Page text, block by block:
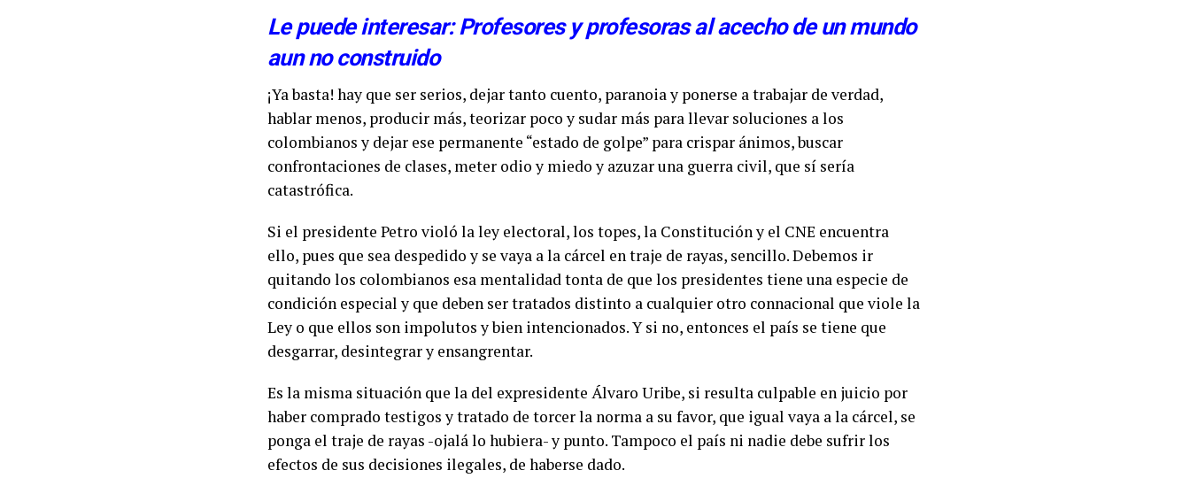
Le puede interesar: Profesores y profesoras al acecho de un mundo
aun no construido
¡Ya basta! hay que ser serios, dejar tanto cuento, paranoia y ponerse a trabajar de verdad,
hablar menos, producir más, teorizar poco y sudar más para llevar soluciones a los
colombianos y dejar ese permanente “estado de golpe” para crispar ánimos, buscar
confrontaciones de clases, meter odio y miedo y azuzar una guerra civil, que sí sería
catastrófica.
Si el presidente Petro violó la ley electoral, los topes, la Constitución y el CNE encuentra
ello, pues que sea despedido y se vaya a la cárcel en traje de rayas, sencillo. Debemos ir
quitando los colombianos esa mentalidad tonta de que los presidentes tiene una especie de
condición especial y que deben ser tratados distinto a cualquier otro connacional que viole la
Ley o que ellos son impolutos y bien intencionados. Y si no, entonces el país se tiene que
desgarrar, desintegrar y ensangrentar.
Es la misma situación que la del expresidente Álvaro Uribe, si resulta culpable en juicio por
haber comprado testigos y tratado de torcer la norma a su favor, que igual vaya a la cárcel, se
ponga el traje de rayas -ojalá lo hubiera- y punto. Tampoco el país ni nadie debe sufrir los
efectos de sus decisiones ilegales, de haberse dado.